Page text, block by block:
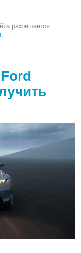
разрешается